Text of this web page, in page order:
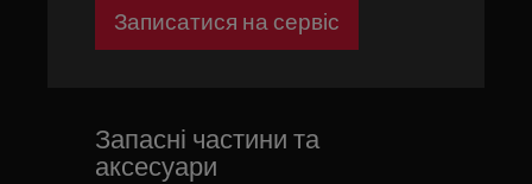
Записатися на сервіс
Запасні частини та
аксесуари